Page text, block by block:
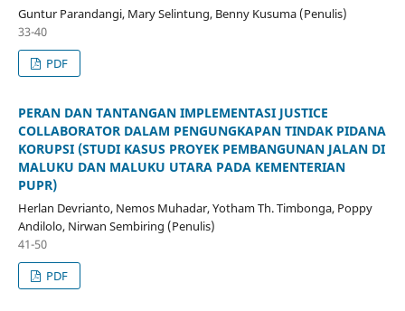
Guntur Parandangi, Mary Selintung, Benny Kusuma (Penulis)
33-40
PDF
PERAN DAN TANTANGAN IMPLEMENTASI JUSTICE
COLLABORATOR DALAM PENGUNGKAPAN TINDAK PIDANA
KORUPSI (STUDI KASUS PROYEK PEMBANGUNAN JALAN DI
MALUKU DAN MALUKU UTARA PADA KEMENTERIAN
PUPR)
Herlan Devrianto, Nemos Muhadar, Yotham Th. Timbonga, Poppy
Andilolo, Nirwan Sembiring (Penulis)
41-50
PDF